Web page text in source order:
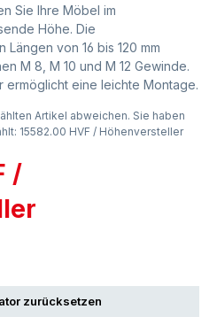
Sie Ihre Möbel im
Höhe. Die
von 16 bis 120 mm
M 8, M 10 und M 12 Gewinde.
ermöglicht eine leichte Montage.
Artikel abweichen. Sie haben
15582.00 HVF / Höhenversteller
/
zurücksetzen